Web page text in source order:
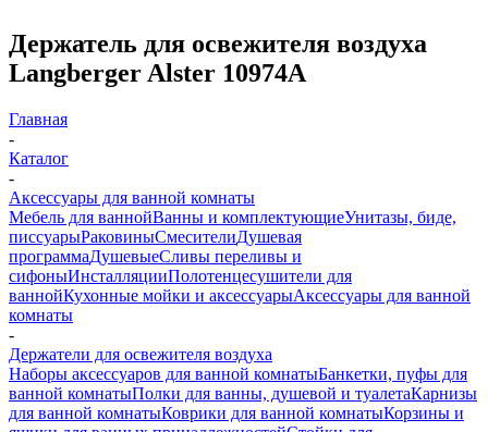
Держатель для освежителя воздуха
Langberger Alster 10974A
Главная
-
Каталог
-
Аксессуары для ванной комнаты
Мебель для ваннойВанны и комплектующиеУнитазы, биде,
писсуарыРаковиныСмесителиДушевая
программаДушевыеСливы переливы и
сифоныИнсталляцииПолотенцесушители для
ваннойКухонные мойки и аксессуарыАксессуары для ванной
комнаты
-
Держатели для освежителя воздуха
Наборы аксессуаров для ванной комнатыБанкетки, пуфы для
ванной комнатыПолки для ванны, душевой и туалетаКарнизы
для ванной комнатыКоврики для ванной комнатыКорзины и